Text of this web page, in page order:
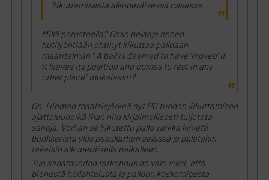
liikuttamisesta alkuperäisessä casessa .
Millä perusteella? Onko pelaaja ennen
hutilyöntiään ehtinyt liikuttaa palloaan
määritelmän ” A ball is deemed to have ’moved’ if
it leaves its position and comes to rest in any
other place” mukaisesti?
On. Hieman maalaisjärkeä nyt PG tuohon liikuttamisen
ajatteluuneikä ihan niin kirjaimellisesti tuijoteta
sanoja. Voihan se liikutettu pallo vaikka kiivetä
bunkkerista ylös pesukarhun selässä ja palatakin
takaisin alkuperäiselle paikalleen.
Tuo sanamuodon tarkennus on vain siksi, että
pienestä heilahtelusta ja palloon koskemisesta